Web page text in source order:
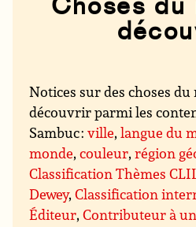
Notices sur des choses
découvrir parmi les
Sambuc :ville,langue du
monde,couleur,région
Classification Thèmes
Dewey,Classification
Éditeur,Contributeur à